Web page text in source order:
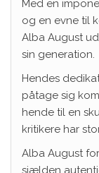
Med en
og en evne til
Alba August
sin generation.
Hendes
påtage sig
hende til en
kritikere har
Alba August
sjælden